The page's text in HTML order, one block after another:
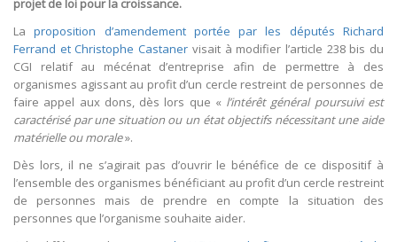
projet de loi pour la croissance.
Laproposition d’amendement portée par les députés Richard
Ferrand et Christophe Castaner visait à modifier l’article 238 bis du
CGI relatif au mécénat d’entreprise afin de permettre à des
organismes agissant au profit d’un cercle restreint de personnes de
faire appel aux dons, dès lors que « l’intérêt général poursuivi est
caractérisé par une situation ou un état objectifs nécessitant une aide
matérielle ou morale».
Dès lors, il ne s’agirait pas d’ouvrir le bénéfice de ce dispositif à
l’ensemble des organismes bénéficiant au profit d’un cercle restreint
de personnes mais de prendre en compte la situation des
personnes que l’organisme souhaite aider.